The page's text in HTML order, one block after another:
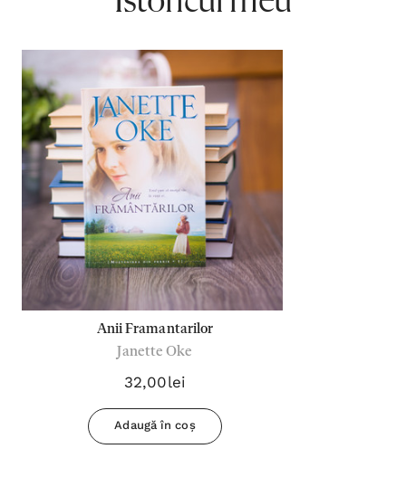
Anii Framantarilor
Janette Oke
32,00lei
Adaugă în coș